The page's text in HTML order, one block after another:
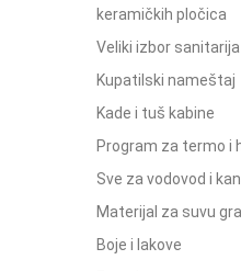
keramičkih pločica
Veliki izbor
Kupatilski nameštaj
Kade i tuš kabine
Program za termo i
Sve za vodovod i
Materijal za suvu
Boje i lakove